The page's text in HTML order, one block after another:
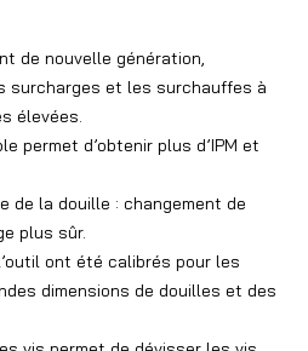
de nouvelle génération,
surcharges et les surchauffes à
élevées.
permet d’obtenir plus d’IPM et
de la douille : changement de
plus sûr.
ont été calibrés pour les
dimensions de douilles et des